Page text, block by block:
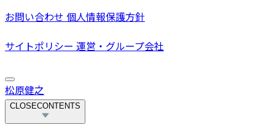
お問い合わせ 個人情報保護方針
サイトポリシー 運営・グループ会社
松原健之
CLOSECONTENTS